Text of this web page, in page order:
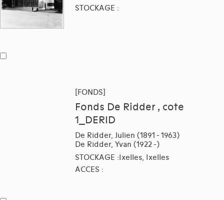
STOCKAGE :
[FONDS]
Fonds De Ridder , cote
1_DERID
De Ridder, Julien (1891 - 1963)
De Ridder, Yvan (1922 -)
STOCKAGE :Ixelles, Ixelles
ACCES :